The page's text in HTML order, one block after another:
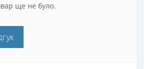
ще не було.